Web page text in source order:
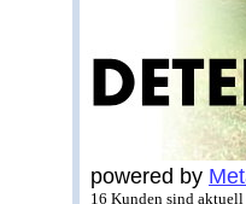
powered by
16 Kunden sind